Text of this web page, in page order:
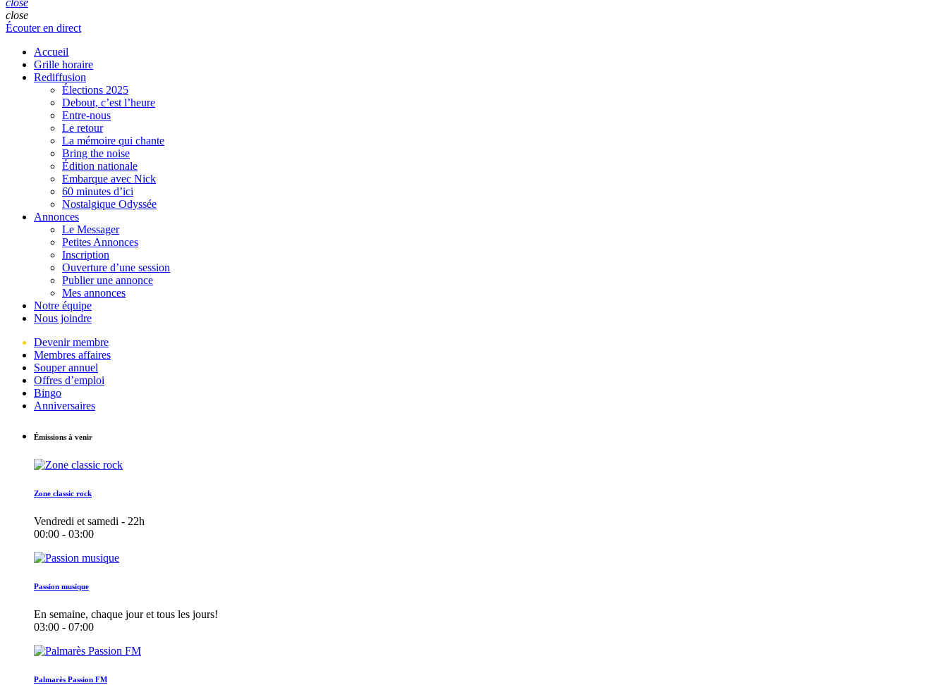
close
close
Écouter en direct
Accueil
Grille horaire
Rediffusion
Élections 2025
Debout, c’est l’heure
Entre-nous
Le retour
La mémoire qui chante
Bring the noise
Édition nationale
Embarque avec Nick
60 minutes d’ici
Nostalgique Odyssée
Annonces
Le Messager
Petites Annonces
Inscription
Ouverture d’une session
Publier une annonce
Mes annonces
Notre équipe
Nous joindre
Devenir membre
Membres affaires
Souper annuel
Offres d’emploi
Bingo
Anniversaires
Émissions à venir
Zone classic rock
Vendredi et samedi - 22h
00:00 - 03:00
Passion musique
En semaine, chaque jour et tous les jours!
03:00 - 07:00
Palmarès Passion FM